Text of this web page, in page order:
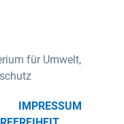
für Umwelt,
IMPRESSUM